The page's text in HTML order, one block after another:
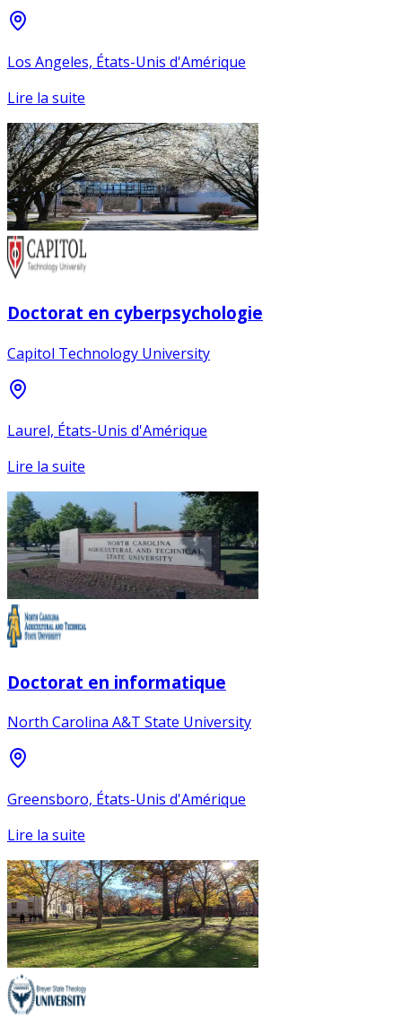
Los Angeles, États-Unis d'Amérique
Lire la suite
Doctorat en cyberpsychologie
Capitol Technology University
Laurel, États-Unis d'Amérique
Lire la suite
Doctorat en informatique
North Carolina A&T State University
Greensboro, États-Unis d'Amérique
Lire la suite